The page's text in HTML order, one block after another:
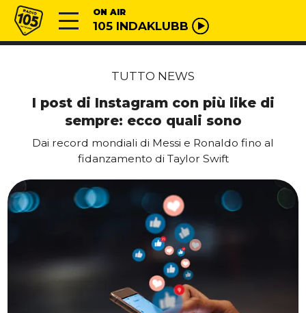
Vai al contenuto
Radio 105 ON AIR
105 INDAKLUBB
TUTTO NEWS
I post di Instagram con più like di
sempre: ecco quali sono
Dai record mondiali di Messi e Ronaldo fino al
fidanzamento di Taylor Swift